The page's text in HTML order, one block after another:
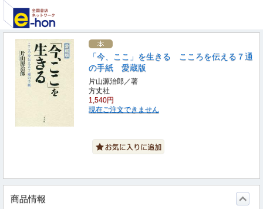
「今、ここ」を生きる こころを伝える７通
の手紙 愛蔵版
片山源治郎／著
方丈社
1,540円
現在ご注文できません
商品情報